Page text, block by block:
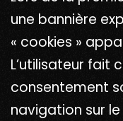
une bannière
« cookies »
L’utilisateur fait
consentement
navigation sur